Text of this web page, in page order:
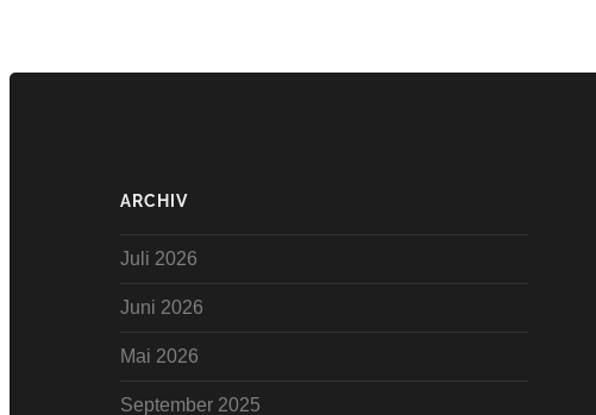
ARCHIV
Juli 2026
Juni 2026
Mai 2026
September 2025